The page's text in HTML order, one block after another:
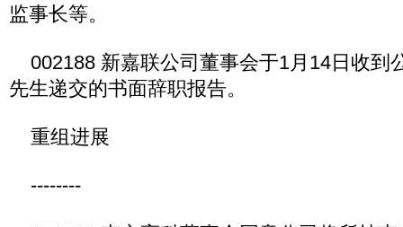
监事长等。
002188 新嘉联公司董事会于1月14日收到
先生递交的书面辞职报告。
重组进展
--------